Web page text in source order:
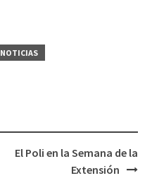
NOTICIAS
El Poli en la Semana de la
Extensión